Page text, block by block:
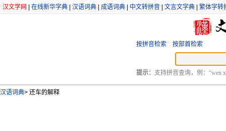
汉文学网 在线新华字典 汉语词典 成语词典 中文转拼音 文言文字典 繁体字转
按拼音检索 按部首检索
提示： 支持拼音查询，例：“wen
汉语词典> 还车的解释